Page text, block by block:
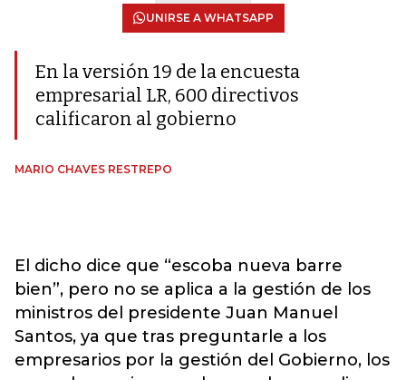
UNIRSE A WHATSAPP
En la versión 19 de la encuesta
empresarial LR, 600 directivos
calificaron al gobierno
MARIO CHAVES RESTREPO
El dicho dice que “escoba nueva barre
bien”, pero no se aplica a la gestión de los
ministros del presidente Juan Manuel
Santos, ya que tras preguntarle a los
empresarios por la gestión del Gobierno, los